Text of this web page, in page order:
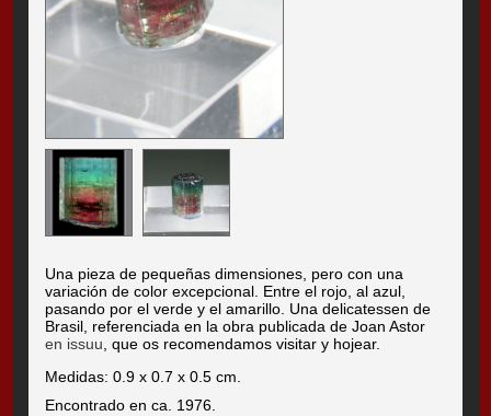
Una pieza de pequeñas dimensiones, pero con una
variación de color excepcional. Entre el rojo, al azul,
pasando por el verde y el amarillo. Una delicatessen de
Brasil, referenciada en la obra publicada de Joan Astor
en issuu, que os recomendamos visitar y hojear.
Medidas: 0.9 x 0.7 x 0.5 cm.
Encontrado en ca. 1976.